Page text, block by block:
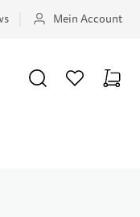
Mein Account
SUCHE WUNSCHZETTEL